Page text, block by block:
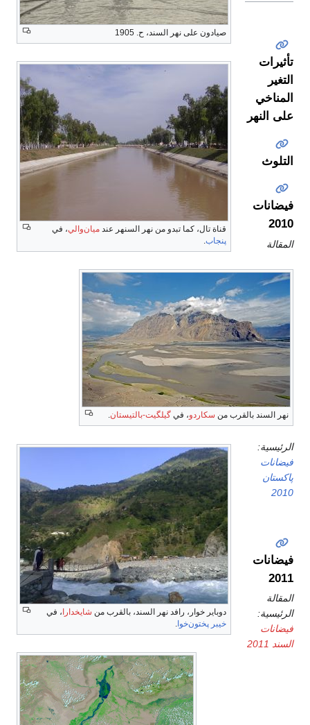
صيادون على نهر السند، ح. 1905
قناة تال، كما تبدو من نهر السنهر عند ميان‌والي، في
پنجاب.
نهر السند بالقرب من سكاردو، في گيلگيت-بالتيستان.
دوباير خوار، رافد نهر السند، بالقرب من شايخدارا، في
خيبر پختون‌خوا
تأثيرات
التغير
المناخي
على النهر
التلوث
فيضانات
2010
المقالة
الرئيسية:
فيضانات
پاكستان
2010
فيضانات
2011
المقالة
الرئيسية:
فيضانات
السند 2011